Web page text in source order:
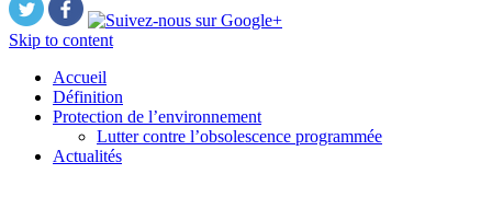
Skip to content
Accueil
Définition
Protection de l’environnement
Lutter contre l’obsolescence programmée
Actualités